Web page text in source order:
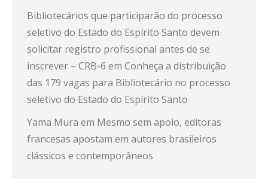
Bibliotecários que participarão do processo
seletivo do Estado do Espírito Santo devem
solicitar registro profissional antes de se
inscrever – CRB-6 em Conheça a distribuição
das 179 vagas para Bibliotecário no processo
seletivo do Estado do Espírito Santo
Yama Mura em Mesmo sem apoio, editoras
francesas apostam em autores brasileiros
clássicos e contemporâneos